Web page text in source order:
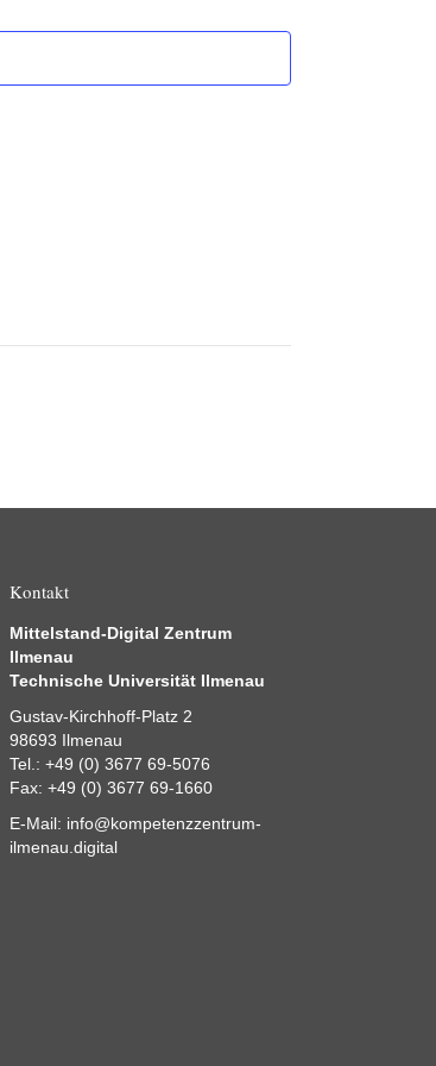
Kontakt
Mittelstand-Digital Zentrum
Ilmenau
Technische Universität Ilmenau
Gustav-Kirchhoff-Platz 2
98693 Ilmenau
Tel.: +49 (0) 3677 69-5076
Fax: +49 (0) 3677 69-1660
E-Mail: info@kompetenzzentrum-
ilmenau.digital